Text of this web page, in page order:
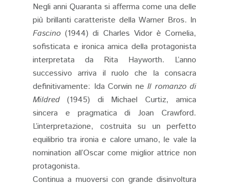
Negli anni Quaranta si afferma come una delle
più brillanti caratteriste della Warner Bros. In
Fascino (1944) di Charles Vidor è Cornelia,
sofisticata e ironica amica della protagonista
interpretata da Rita Hayworth. L’anno
successivo arriva il ruolo che la consacra
definitivamente: Ida Corwin ne Il romanzo di
Mildred(1945) di Michael Curtiz, amica
sincera e pragmatica di Joan Crawford.
L’interpretazione, costruita su un perfetto
equilibrio tra ironia e calore umano, le vale la
nomination all’Oscar come miglior attrice non
protagonista.
Continua a muoversi con grande disinvoltura